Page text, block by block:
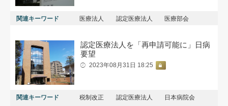
関連キーワード 医療法人 認定医療法人 医療部会
認定医療法人を「再申請可能に」日病
要望
2023年08月31日 18:25
関連キーワード 税制改正 認定医療法人
日本病院会